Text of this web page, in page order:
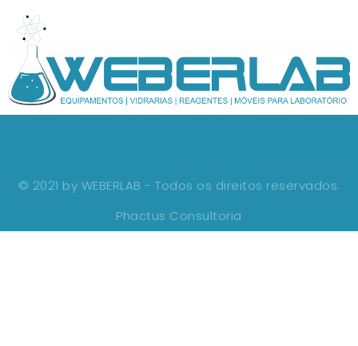
© 2021 by WEBERLAB - Todos os direitos reservados.
Phactus Consultoria